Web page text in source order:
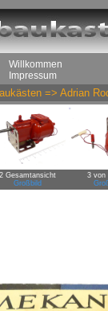
Willkommen
Impressum
=> Adrian
2 Gesamtansicht
Großbild
3 von